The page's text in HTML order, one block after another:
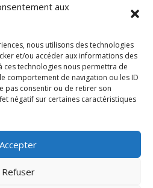
aux
nous utilisons des technologies
et/ou accéder aux informations des
ces technologies nous permettra de
comportement de navigation ou les ID
pas consentir ou de retirer son
négatif sur certaines caractéristiques
Accepter
Refuser
18 90
FRÉQUENTES
d'Auge - Tous droits réservés |